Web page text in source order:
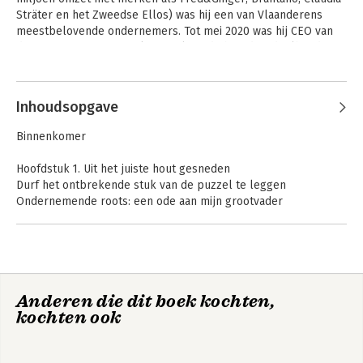
Sträter en het Zweedse Ellos) was hij een van Vlaanderens
meestbelovende ondernemers. Tot mei 2020 was hij CEO van
Andere boeken door Dieter
Penninckx
De man in de arena
Inhoudsopgave
Binnenkomer
Hoofdstuk 1. Uit het juiste hout gesneden
Durf het ontbrekende stuk van de puzzel te leggen
Ondernemende roots: een ode aan mijn grootvader
Durf te zeggen: ‘Cut the crap’
Een crisisverhaal besteed je nooit uit
Anderen die dit boek kochten,
kochten ook